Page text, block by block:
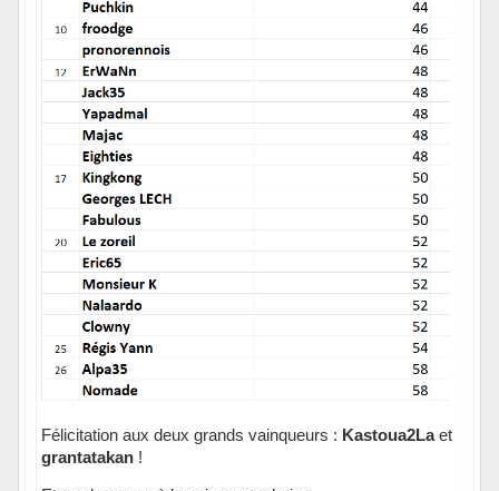
Félicitation aux deux grands vainqueurs : Kastoua2Laet
grantatakan!